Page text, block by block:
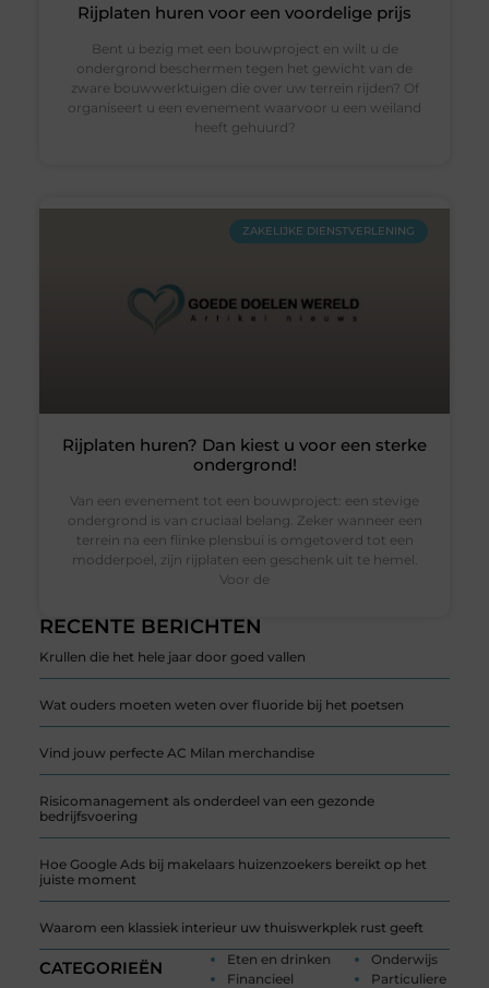
RECENTE BERICHTEN
Krullen die het hele jaar door goed vallen
Wat ouders moeten weten over fluoride bij het poetsen
Vind jouw perfecte AC Milan merchandise
Risicomanagement als onderdeel van een gezonde
bedrijfsvoering
Hoe Google Ads bij makelaars huizenzoekers bereikt op het
juiste moment
Waarom een klassiek interieur uw thuiswerkplek rust geeft
CATEGORIEËN
Eten en drinken
Financieel
Onderwijs
Particuliere
Rijplaten huren voor een voordelige prijs
Bent u bezig met een bouwproject en wilt u de
ondergrond beschermen tegen het gewicht van de
zware bouwwerktuigen die over uw terrein rijden? Of
organiseert u een evenement waarvoor u een weiland
heeft gehuurd?
ZAKELIJKE DIENSTVERLENING
Rijplaten huren? Dan kiest u voor een sterke
ondergrond!
Van een evenement tot een bouwproject: een stevige
ondergrond is van cruciaal belang. Zeker wanneer een
terrein na een flinke plensbui is omgetoverd tot een
modderpoel, zijn rijplaten een geschenk uit te hemel.
Voor de